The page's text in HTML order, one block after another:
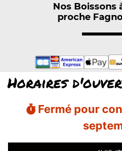
Nos Boissons
proche
Horaires
Fermé pour